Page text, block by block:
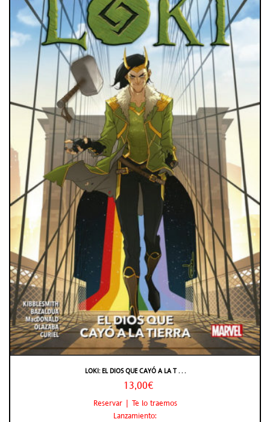
LOKI: EL DIOS QUE CAYÓ A LA T . . .
13,00€
Reservar | Te lo traemos
Lanzamiento: